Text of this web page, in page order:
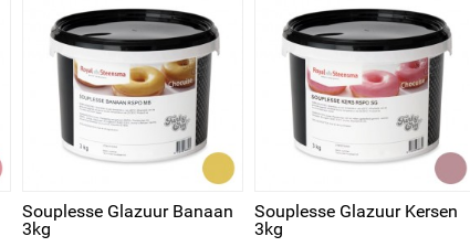
Souplesse Glazuur Banaan
3kg
Snel bekijken
Souplesse Glazuur Kersen
3kg
Snel bekijken